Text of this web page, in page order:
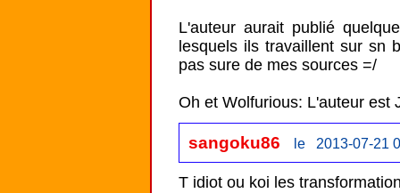
L'auteur aurait publié
lesquels ils travaillent sur sn
pas sure de mes sources =/
Oh et Wolfurious: L'auteur est
sangoku86 le 2013-07-21
T idiot ou koi les